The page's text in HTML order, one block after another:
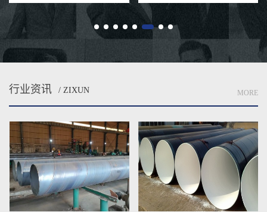
评...
上...
行业资讯 / ZIXUN MORE